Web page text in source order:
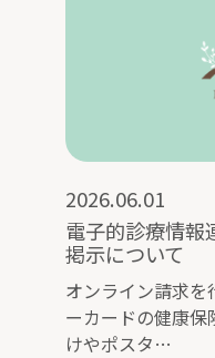
2026.06.01
電子的診療情報
掲示について
オンライン請求を
ーカードの健康保
けやポスタ…